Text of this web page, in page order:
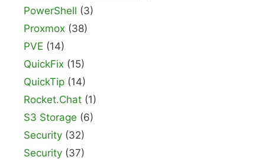
PowerShell (3)
Proxmox (38)
PVE (14)
QuickFix (15)
QuickTip (14)
Rocket.Chat (1)
S3 Storage (6)
Security (32)
Security (37)